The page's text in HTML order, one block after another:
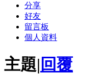
分享
好友
留言板
個人資料
主題| 回覆